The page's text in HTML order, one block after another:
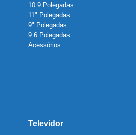
10.9 Polegadas
11" Polegadas
9" Polegadas
9.6 Polegadas
Acessórios
Televidor